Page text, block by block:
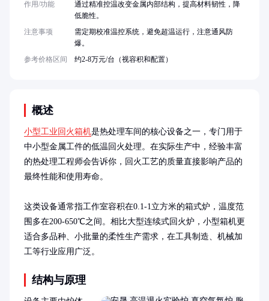
概述
小型工业回火箱机是热处理车间的核心设备之一，专门用于
中小型金属工件的低温回火处理。在实际生产中，经验丰富
的热处理工程师会告诉你，回火工艺的质量直接影响产品的
最终性能和使用寿命。
这类设备通常指工作室容积在0.1-1立方米的箱式炉，温度范
围多在200-650℃之间。相比大型连续式回火炉，小型箱机更
适合多品种、小批量的柔性生产需求，在工具制造、机械加
工等行业应用广泛。
结构与原理
作用/功能
通过精准控温改变金属内部结构，提高材料韧性，降
低脆性。
注意事项
需定期校准温控系统，避免超温运行，注意通风防
爆。
参考价格区间
约2-8万元/台（视容积和配置）